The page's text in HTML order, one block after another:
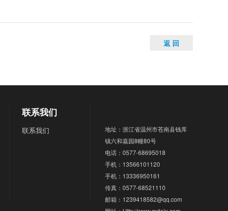
返 回
联系我们
联系我们
地址：浙江省温州市苍南县钱库
镇六和嘉园8幢80号
电话：0577-68695018
手机：13566101120
手机：13336950161
传真：0577-68521110
邮箱：1239418582@qq.com